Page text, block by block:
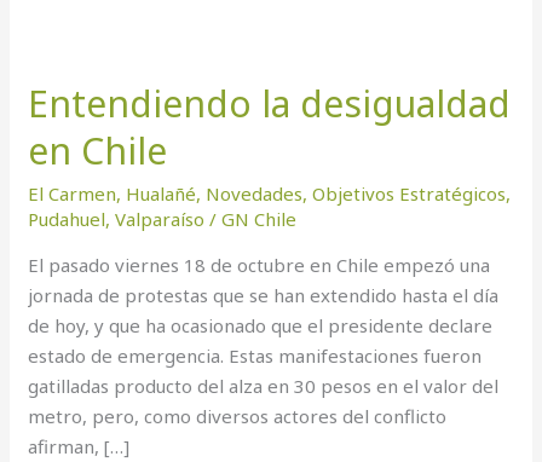
Entendiendo la desigualdad
en Chile
El Carmen, Hualañé, Novedades,Objetivos Estratégicos,
Pudahuel,Valparaíso /GN Chile
El pasado viernes 18 de octubre en Chile empezó una
jornada de protestas que se han extendido hasta el día
de hoy, y que ha ocasionado que el presidente declare
estado de emergencia. Estas manifestaciones fueron
gatilladas producto del alza en 30 pesos en el valor del
metro, pero, como diversos actores del conflicto
afirman, […]